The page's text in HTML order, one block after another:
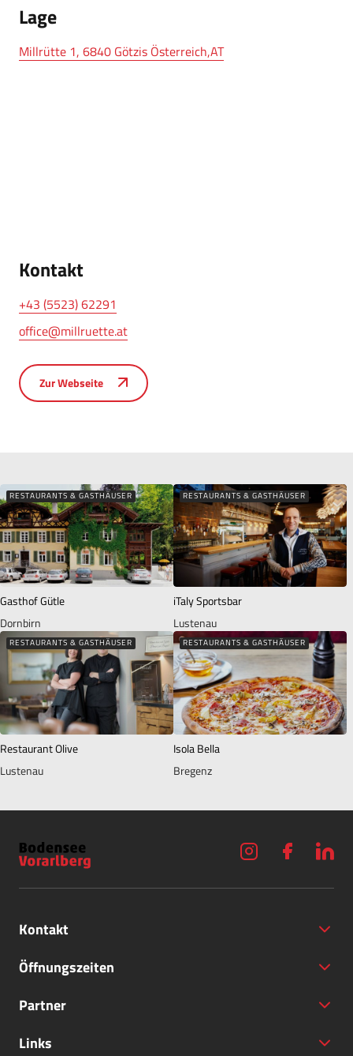
Lage
Millrütte 1, 6840 Götzis Österreich,AT
Kontakt
+43 (5523) 62291
office@millruette.at
Zur Webseite
RESTAURANTS & GASTHÄUSER
Gasthof Gütle
Dornbirn
RESTAURANTS & GASTHÄUSER
iTaly Sportsbar
Lustenau
RESTAURANTS & GASTHÄUSER
Restaurant Olive
Lustenau
RESTAURANTS & GASTHÄUSER
Isola Bella
Bregenz
Kontakt
+43 (5572) 40797
Öffnungszeiten
Partner
Links